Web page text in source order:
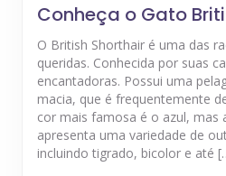
Conheça o Gato
O British Shorthair é uma das
queridas. Conhecida por suas
encantadoras. Possui uma
macia, que é frequentemente
cor mais famosa é o azul, mas
apresenta uma variedade de
incluindo tigrado, bicolor e até